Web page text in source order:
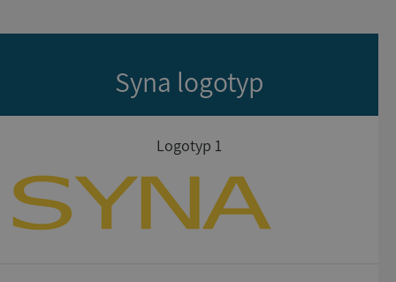
Syna logotyp
Logotyp 1